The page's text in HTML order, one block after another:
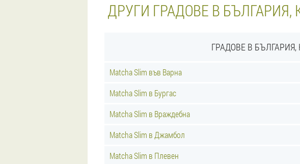
ДРУГИ ГРАДОВЕ В БЪЛГАРИЯ,
ГРАДОВЕ В БЪЛГАРИЯ,
Matcha Slim във Варна
Matcha Slim в Бургас
Matcha Slim в Враждебна
Matcha Slim в Джамбол
Matcha Slim в Плевен